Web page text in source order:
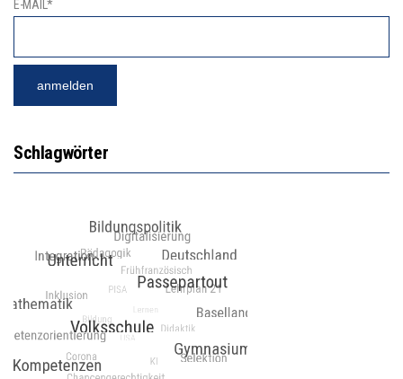
E-MAIL*
Schlagwörter